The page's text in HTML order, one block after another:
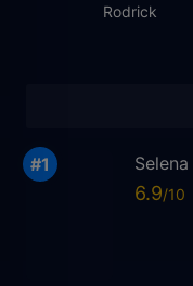
Rodrick
Selena
6.9